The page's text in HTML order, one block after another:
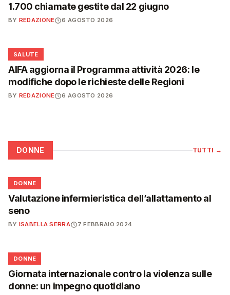
1.700 chiamate gestite dal 22 giugno
BY REDAZIONE 6 AGOSTO 2026
❤️
SALUTE
AIFA aggiorna il Programma attività 2026: le
modifiche dopo le richieste delle Regioni
BY REDAZIONE 6 AGOSTO 2026
DONNE TUTTI →
🌸
DONNE
Valutazione infermieristica dell’allattamento al
seno
BY ISABELLA SERRA 7 FEBBRAIO 2024
🌸
DONNE
Giornata internazionale contro la violenza sulle
donne: un impegno quotidiano